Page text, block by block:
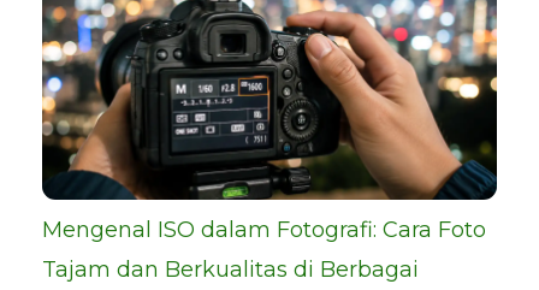
Mengenal ISO dalam Fotografi: Cara Foto
Tajam dan Berkualitas di Berbagai